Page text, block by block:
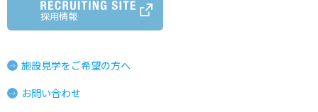
採用情報
施設見学をご希望の方へ
お問い合わせ